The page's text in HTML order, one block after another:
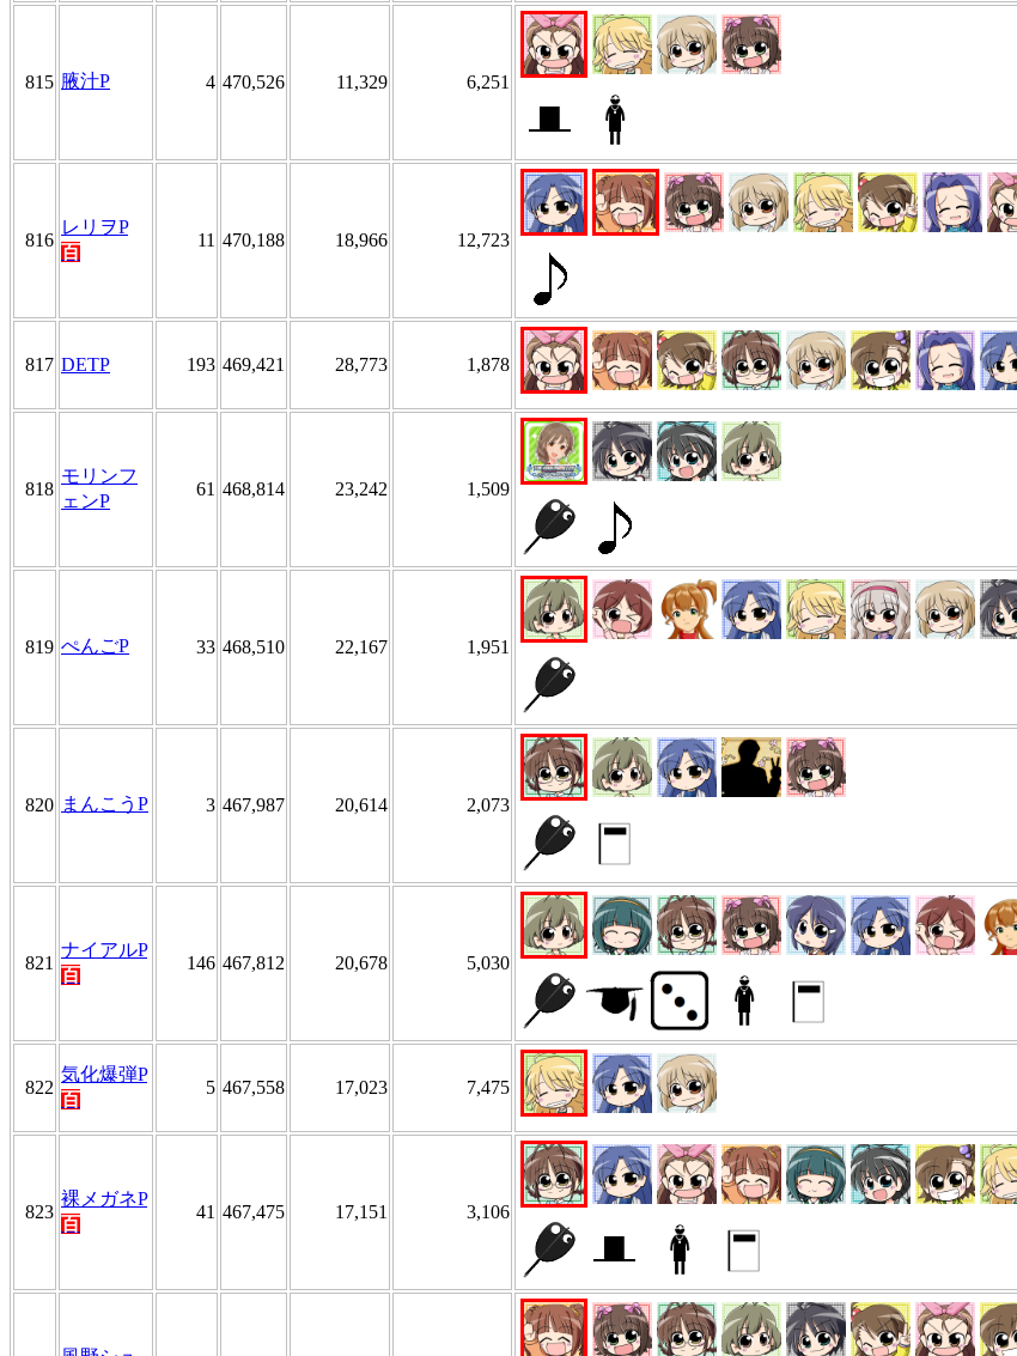
815 腋汁P 4 470,526 11,329 6,251
816
レリヲP
百
11 470,188 18,966 12,723
817 DETP 193 469,421 28,773 1,878
818
モリンフ
ェンP
61 468,814 23,242 1,509
819 ぺんごP 33 468,510 22,167 1,951
820 まんこうP 3 467,987 20,614 2,073
821
ナイアルP
百
146 467,812 20,678 5,030
822
気化爆弾P
百
5 467,558 17,023 7,475
823
裸メガネP
百
41 467,475 17,151 3,106